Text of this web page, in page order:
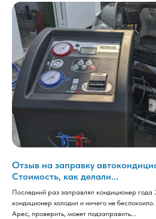
Отзыв на заправку
Стоимость, как делали...
Последний раз заправлял кондиционер
кондиционер холодил и ничего не
Арес, проверить, может подзаправить...